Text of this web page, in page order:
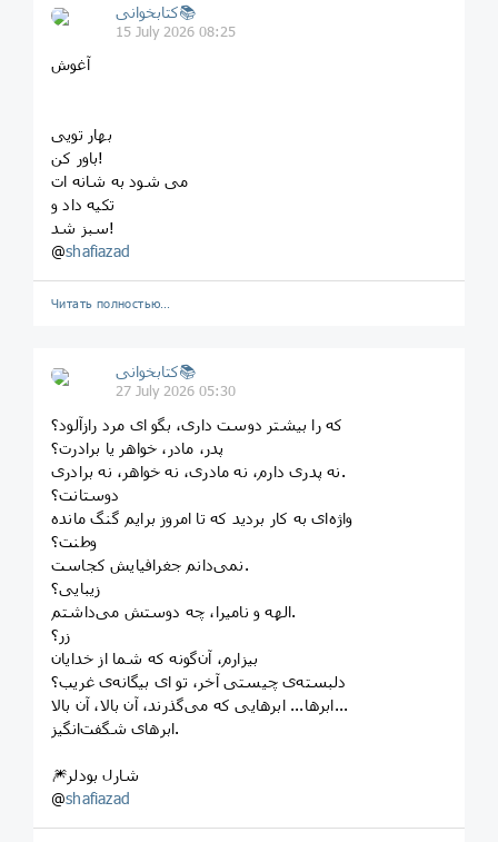
کتابخوانی📚
15 July 2026 08:25
آغوش
بهار تویی
باور کن!
می شود به شانه ات
تکیه داد و
سبز شد!
@shafiazad
Читать полностью…
کتابخوانی📚
27 July 2026 05:30
که را بیشتر دوست داری، بگو ای مرد رازآلود؟
پدر، مادر، خواهر یا برادرت؟
نه پدری دارم، نه مادری، نه خواهر، نه برادری.
دوستانت؟
واژه‌ای به کار بردید که تا امروز برایم گنگ مانده
وطنت؟
نمی‌دانم جغرافیایش کجاست.
زیبایی؟
الهه و نامیرا، چه دوستش می‌داشتم.
زر؟
بیزارم، آن‌گونه که شما از خدایان
دلبسته‌ی چیستی آخر، تو ای بیگانه‌ی غریب؟
ابرها... ابرهایی که می‌گذرند، آن بالا، آن بالا...
ابرهای شگفت‌انگیز.
🎆شارل بودلر
@shafiazad